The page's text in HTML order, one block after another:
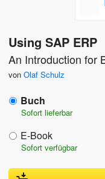
Using SAP ERP
An Introduction for
von Olaf Schulz
Buch
Sofort lieferbar
E-Book
Sofort verfügbar